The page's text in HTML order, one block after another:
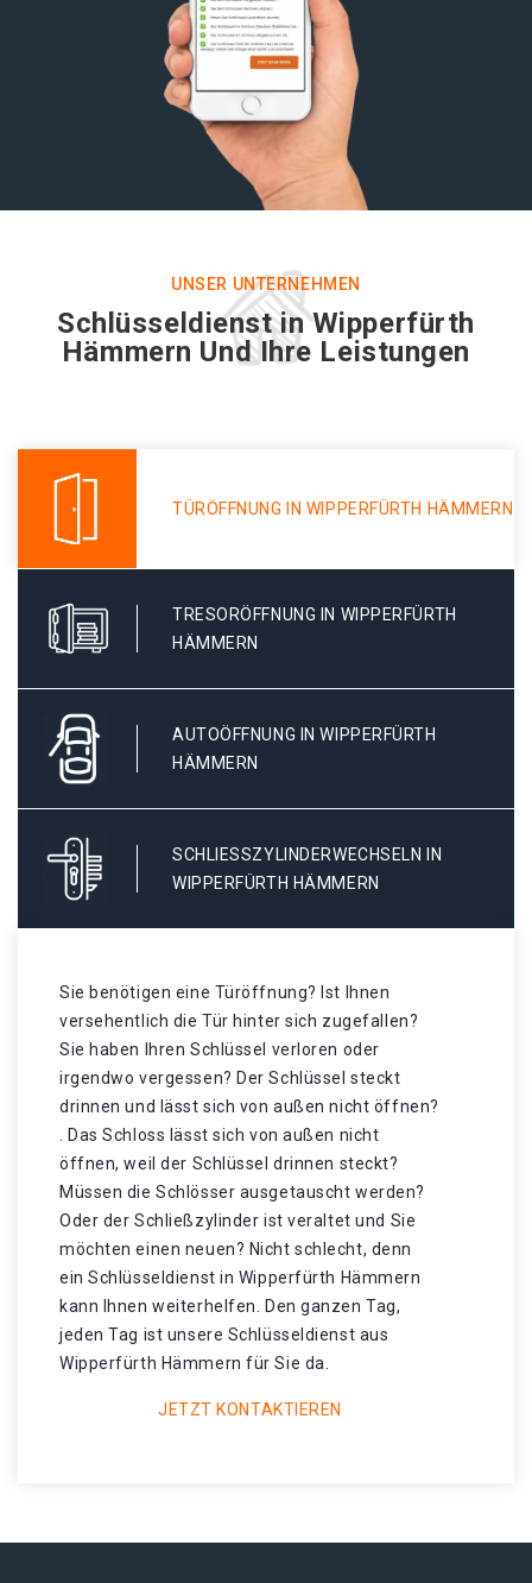
UNSER UNTERNEHMEN
Schlüsseldienst in Wipperfürth
Hämmern Und Ihre Leistungen
TÜRÖFFNUNG IN WIPPERFÜRTH HÄMMERN
TRESORÖFFNUNG IN WIPPERFÜRTH
HÄMMERN
AUTOÖFFNUNG IN WIPPERFÜRTH
HÄMMERN
SCHLIESSZYLINDERWECHSELN IN W
IPPERFÜRTH HÄMMERN
Sie benötigen eine Türöffnung? Ist Ihnen
versehentlich die Tür hinter sich zugefallen?
Sie haben Ihren Schlüssel verloren oder
irgendwo vergessen? Der Schlüssel steckt
drinnen und lässt sich von außen nicht öffnen?
. Das Schloss lässt sich von außen nicht
öffnen, weil der Schlüssel drinnen steckt?
Müssen die Schlösser ausgetauscht werden?
Oder der Schließzylinder ist veraltet und Sie
möchten einen neuen? Nicht schlecht, denn
ein Schlüsseldienst in Wipperfürth Hämmern
kann Ihnen weiterhelfen. Den ganzen Tag,
jeden Tag ist unsere Schlüsseldienst aus
Wipperfürth Hämmern für Sie da.
JETZT KONTAKTIEREN